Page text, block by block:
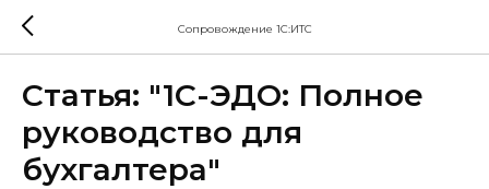
Сопровождение 1С:ИТС
Статья: "1С-ЭДО: Полное
руководство для
бухгалтера"